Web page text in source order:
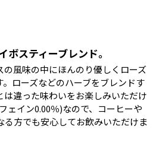
ボスティーブレンド。
の風味の中にほんのり優しくローズ
ローズなどのハーブをブレンドす
は違った味わいをお楽しみいただけ
ェイン0.00％)なので、コーヒーや
る方でも安心してお飲みいただけま